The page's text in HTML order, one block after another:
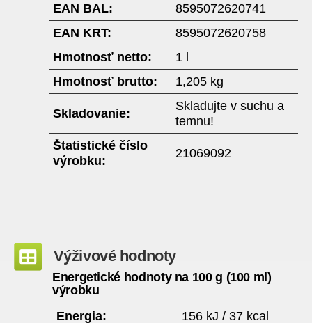
EAN BAL:
8595072620741
EAN KRT:
8595072620758
Hmotnosť netto:
1 l
Hmotnosť brutto:
1,205 kg
Skladovanie:
Skladujte v suchu a
temnu!
Štatistické číslo
výrobku:
21069092
Výživové hodnoty
Energetické hodnoty na 100 g (100 ml)
výrobku
Energia:
156 kJ / 37 kcal